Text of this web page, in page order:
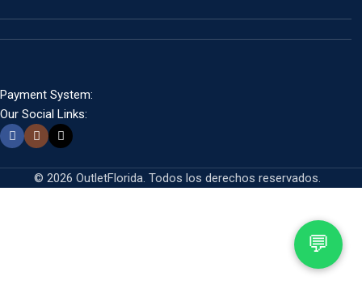
Payment System:
Our Social Links:
© 2026 OutletFlorida. Todos los derechos reservados.
💬